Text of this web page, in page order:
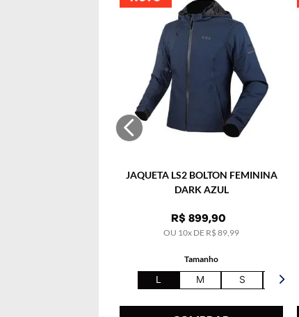
JAQUETA LS2 BOLTON FEMININA
DARK AZUL
R$ 899,90
OU 10x DE R$89 99
Tamanho
L M S XL